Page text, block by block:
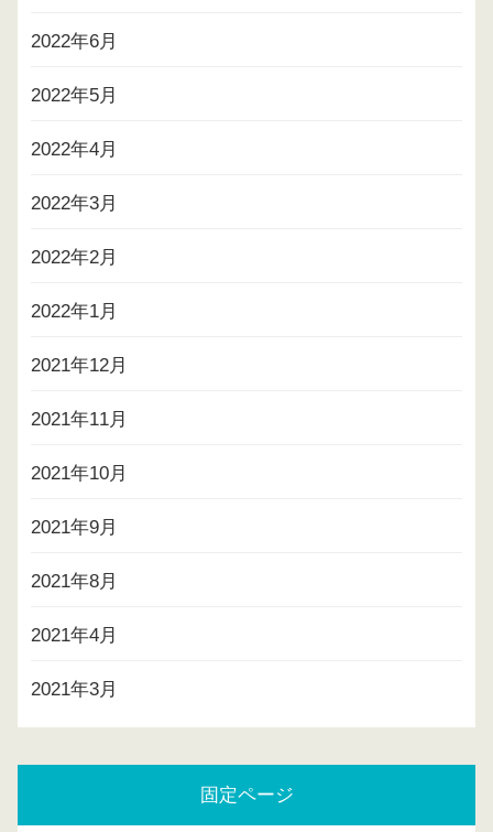
2022年6月
2022年5月
2022年4月
2022年3月
2022年2月
2022年1月
2021年12月
2021年11月
2021年10月
2021年9月
2021年8月
2021年4月
2021年3月
固定ページ